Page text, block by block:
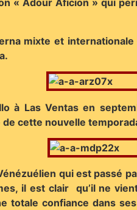
« Adour Aficion » qui
mixte et
à Las Ventas en
de cette nouvelle
qui est passé
il est clair qu’il ne
totale confiance dans